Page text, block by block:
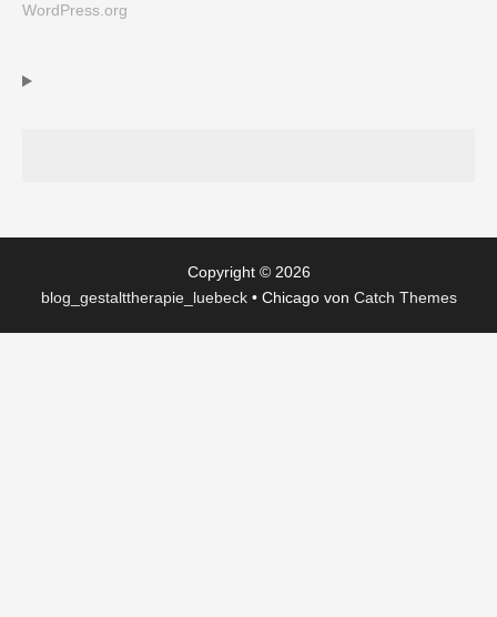
WordPress.org
Copyright © 2026
blog_gestalttherapie_luebeck• Chicago von Catch Themes